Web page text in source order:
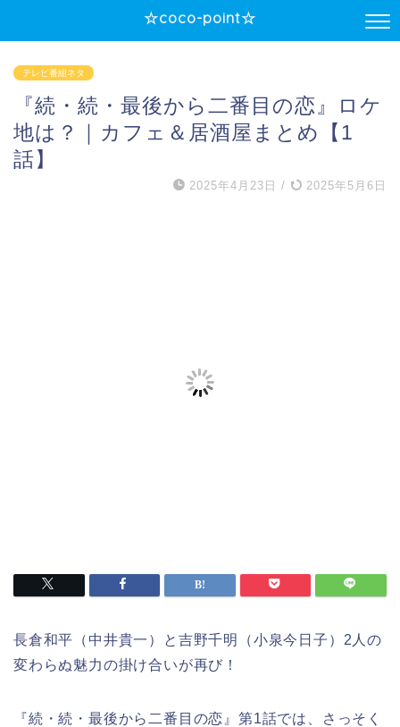
☆coco-point☆
テレビ番組ネタ
『続・続・最後から二番目の恋』ロケ
地は？｜カフェ＆居酒屋まとめ【1
話】
2025年4月23日 / 2025年5月6日
長倉和平（中井貴一）と吉野千明（小泉今日子）2人の
変わらぬ魅力の掛け合いが再び！
『続・続・最後から二番目の恋』第1話では、さっそく